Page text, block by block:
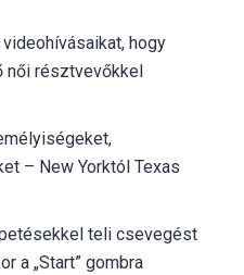
hogy
női résztvevőkkel
– New Yorktól Texas
teli csevegést
a „Start” gombra